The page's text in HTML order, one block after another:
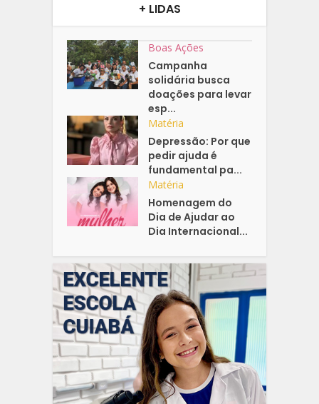
+ LIDAS
Boas Ações
Campanha
solidária busca
doações para levar
esp...
Matéria
Depressão: Por que
pedir ajuda é
fundamental pa...
Matéria
Homenagem do
Dia de Ajudar ao
Dia Internacional...